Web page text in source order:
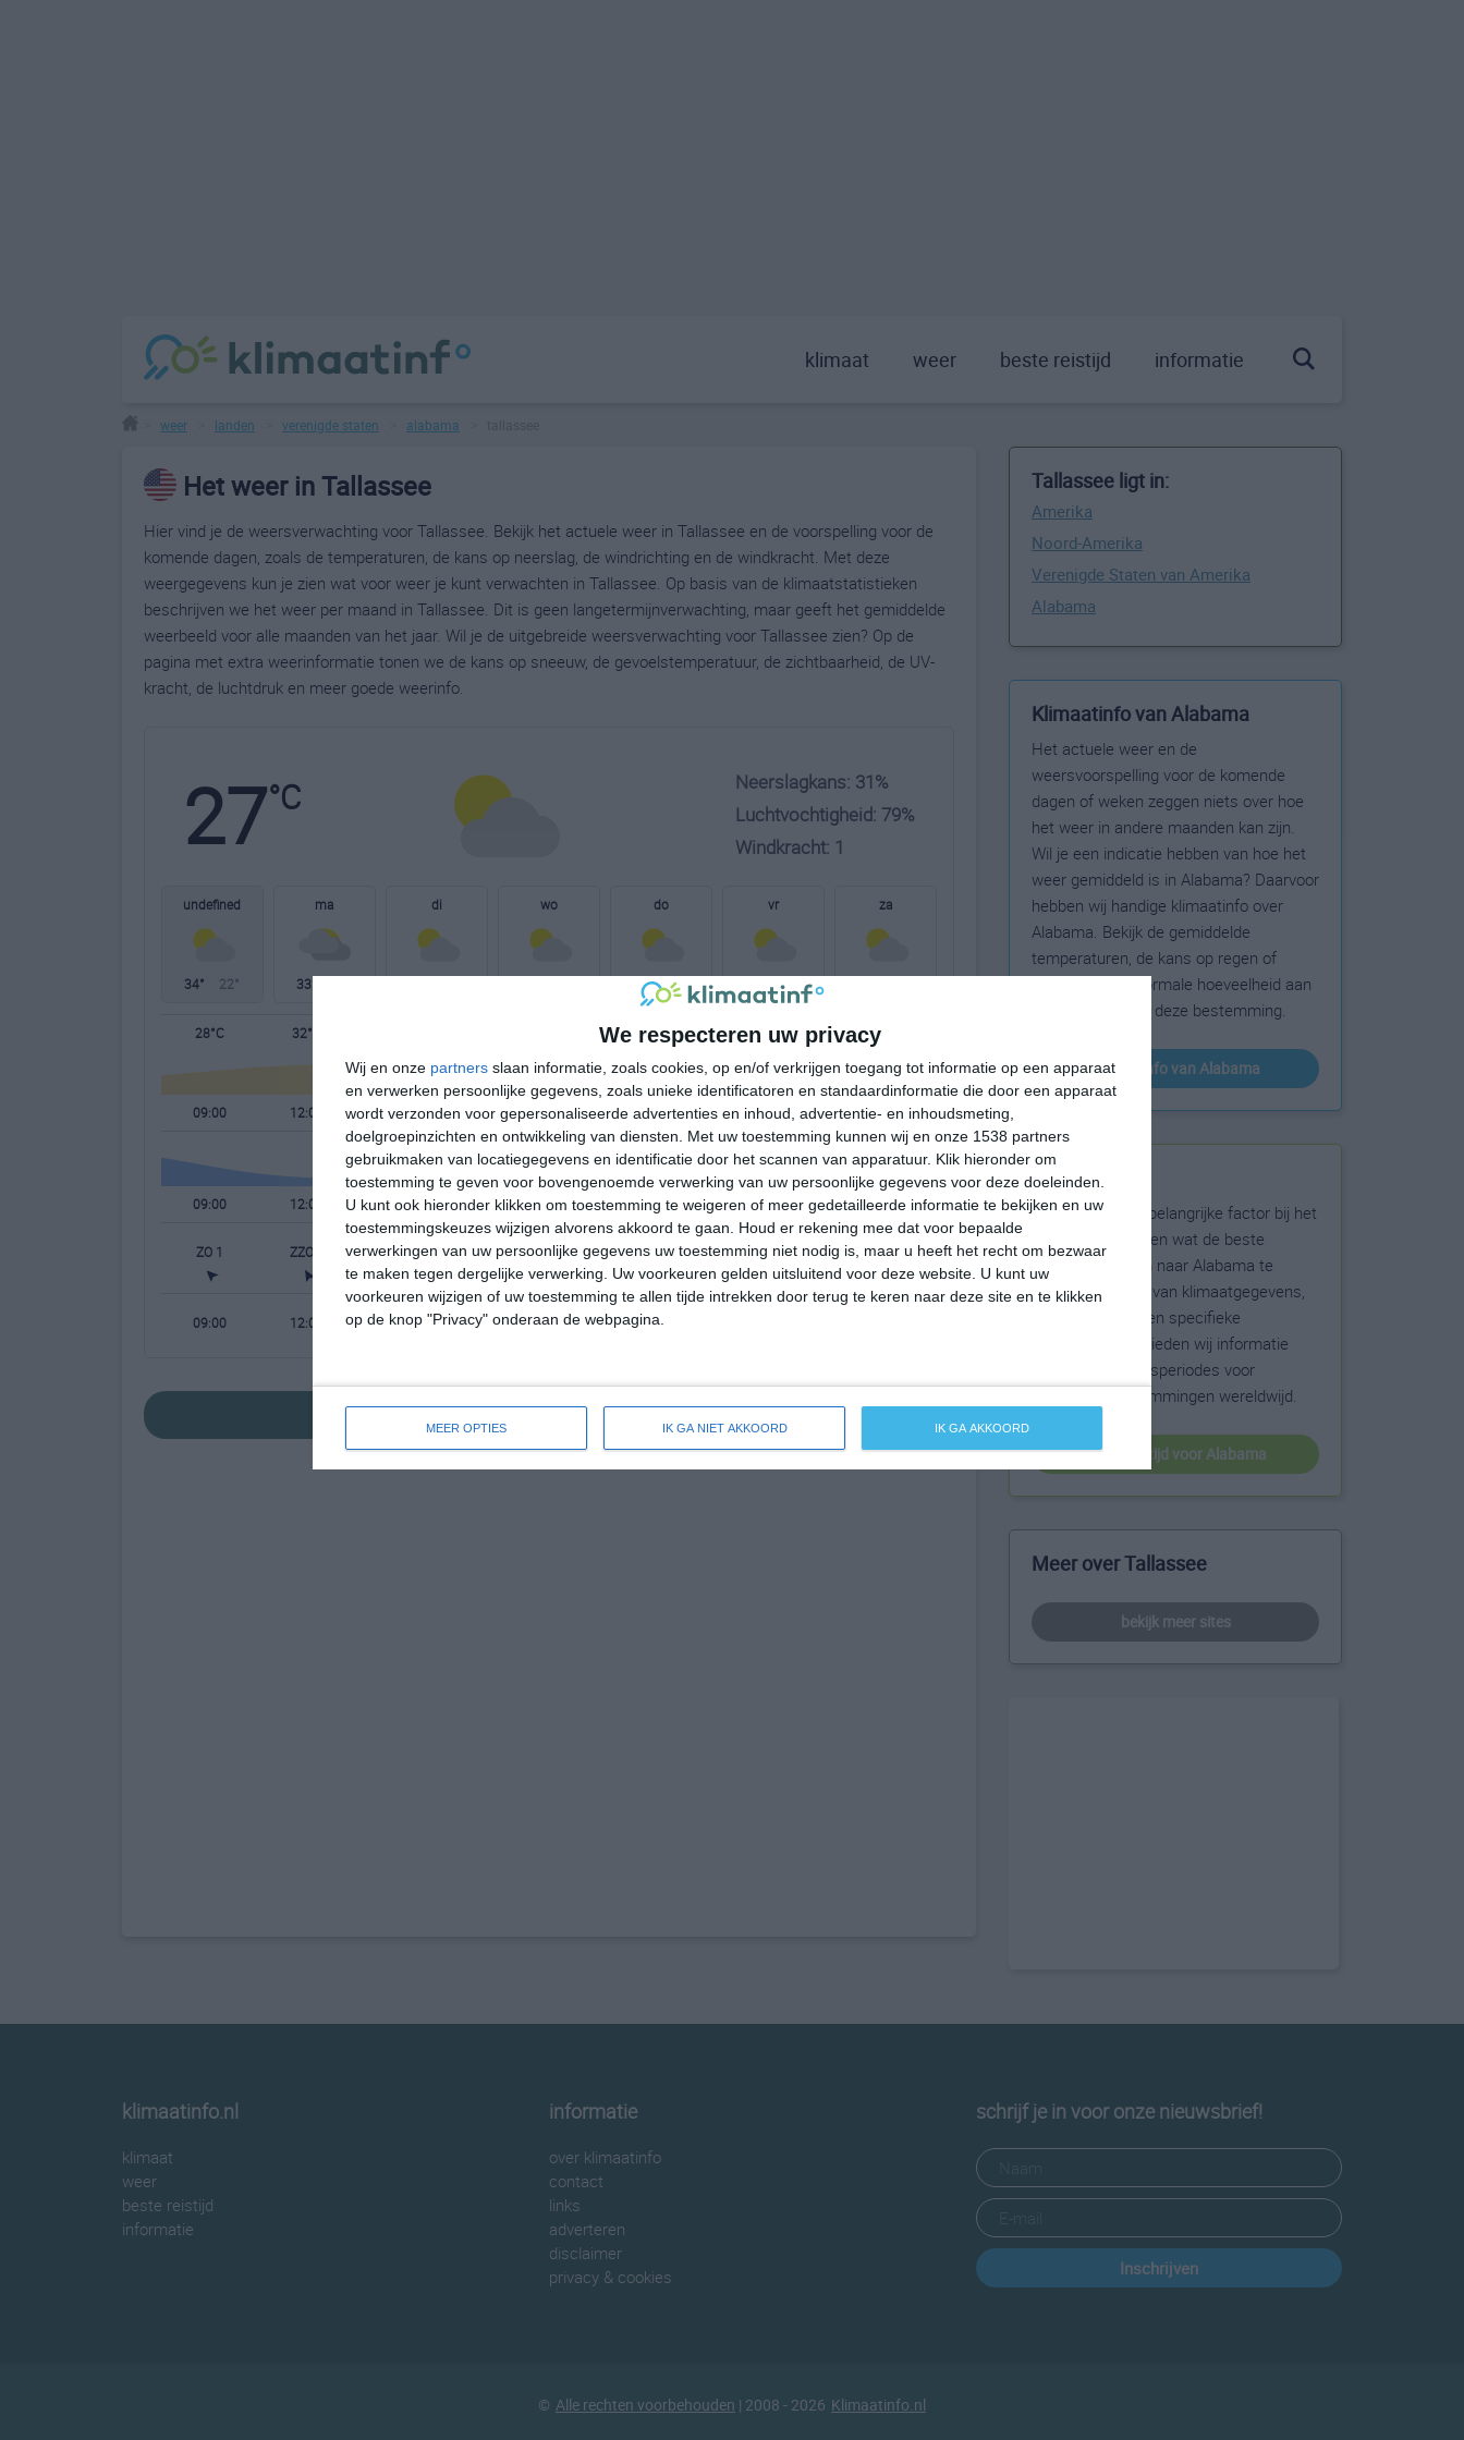
We respecteren uw privacy
Wij en onze partners slaan informatie, zoals cookies, op en/of verkrijgen toegang tot informatie op een apparaat
en verwerken persoonlijke gegevens, zoals unieke identificatoren en standaardinformatie die door een apparaat
wordt verzonden voor gepersonaliseerde advertenties en inhoud, advertentie- en inhoudsmeting,
doelgroepinzichten en ontwikkeling van diensten.
Met uw toestemming kunnen wij en onze 1538 partners
gebruikmaken van locatiegegevens en identificatie door het scannen van apparatuur. Klik hieronder om
toestemming te geven voor bovengenoemde verwerking van uw persoonlijke gegevens voor deze doeleinden.
U kunt ook hieronder klikken om toestemming te weigeren of meer gedetailleerde informatie te bekijken en uw
toestemmingskeuzes wijzigen alvorens akkoord te gaan.
Houd er rekening mee dat voor bepaalde
verwerkingen van uw persoonlijke gegevens uw toestemming niet nodig is, maar u heeft het recht om bezwaar
te maken tegen dergelijke verwerking. Uw voorkeuren gelden uitsluitend voor deze website. U kunt uw
voorkeuren wijzigen of uw toestemming te allen tijde intrekken door terug te keren naar deze site en te klikken
op de knop "Privacy" onderaan de webpagina.
MEER OPTIES IK GA NIET AKKOORD IK GA AKKOORD
klimaat weer beste reistijd informatie
weer landen verenigde staten alabama
Het weer in Tallassee
Hier vind je de weersverwachting voor Tallassee. Bekijk het actuele weer in Tallassee en de voorspelling voor de
komende dagen, zoals de temperaturen, de kans op neerslag, de windrichting en de windkracht. Met deze
weergegevens kun je zien wat voor weer je kunt verwachten in Tallassee. Op basis van de klimaatstatistieken
beschrijven we het weer per maand in Tallassee. Dit is geen langetermijnverwachting, maar geeft het gemiddelde
weerbeeld voor alle maanden van het jaar. Wil je de uitgebreide weersverwachting voor Tallassee zien? Op de
pagina met extra weerinformatie tonen we de kans op sneeuw, de gevoelstemperatuur, de zichtbaarheid, de UV-
kracht, de luchtdruk en meer goede weerinfo.
27°C
Neerslagkans: 31%
Luchtvochtigheid: 79%
Windkracht: 1
undefined
34° 22°
ma
33°
di wo do
33° 23°
vr
24°
za
28°C 32°C 26°C 25°C 24°C 23°C
09:00 12:00 15:00 18:00 21:00 00:00 03:00 06:00
09:00 12:00 15:00 18:00 21:00 00:00 03:00 06:00
ZO 1 ZZO 1 ZZO 1 Z 1 Z 0 ZZO 1 Z 0 Z 0
09:00 12:00 15:00 18:00 21:00
bekijk de uitgebreide weersverwachting voor Tallassee
Tallassee ligt in:
Amerika
Noord-Amerika
Verenigde Staten van Amerika
Alabama
Klimaatinfo van Alabama
Het actuele weer en de
weersvoorspelling voor de komende
dagen of weken zeggen niets over hoe
het weer in andere maanden kan zijn.
Wil je een indicatie hebben van hoe het
weer gemiddeld is in Alabama? Daarvoor
hebben wij handige klimaatinfo over
Alabama. Bekijk de gemiddelde
temperaturen, de kans op regen of
sneeuw en de normale hoeveelheid aan
zonneschijn voor deze bestemming.
klimaatinfo van Alabama
Beste reistijd
Het weer is een belangrijke factor bij het
reizen. Wil je weten wat de beste
maanden zijn om naar Alabama te
reizen? Op basis van klimaatgegevens,
weersextremen en specifieke
weerinformatie bieden wij informatie
over de beste reisperiodes voor
duizenden bestemmingen wereldwijd.
beste reistijd voor Alabama
Meer over Tallassee
bekijk meer sites
klimaatinfo.nl
klimaat
weer
beste reistijd
informatie
informatie
over klimaatinfo
contact
links
adverteren
disclaimer
privacy & cookies
schrijf je in voor onze nieuwsbrief!
Inschrijven
© Alle rechten voorbehouden | 2008 - 2026 Klimaatinfo.nl